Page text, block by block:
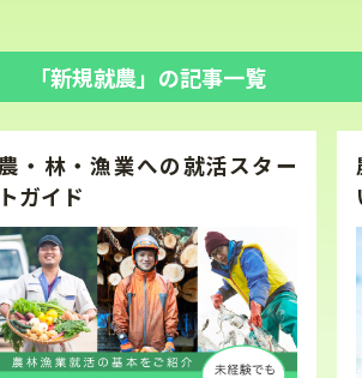
「新規就農」の記事一覧
農・林・漁業への就活スター
トガイド